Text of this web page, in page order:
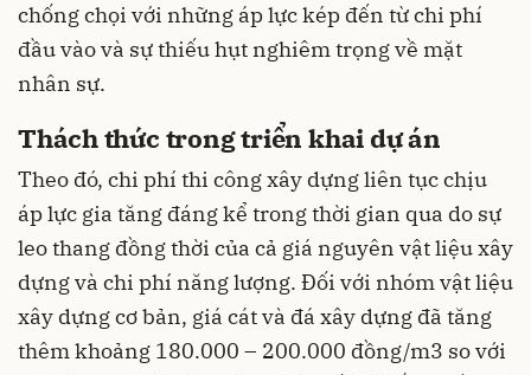
chống chọi với những áp lực kép đến từ chi phí
đầu vào và sự thiếu hụt nghiêm trọng về mặt
nhân sự.
Thách thức trong triển khai dự án
Theo đó, chi phí thi công xây dựng liên tục chịu
áp lực gia tăng đáng kể trong thời gian qua do sự
leo thang đồng thời của cả giá nguyên vật liệu xây
dựng và chi phí năng lượng. Đối với nhóm vật liệu
xây dựng cơ bản, giá cát và đá xây dựng đã tăng
thêm khoảng 180.000 – 200.000 đồng/m3 so với